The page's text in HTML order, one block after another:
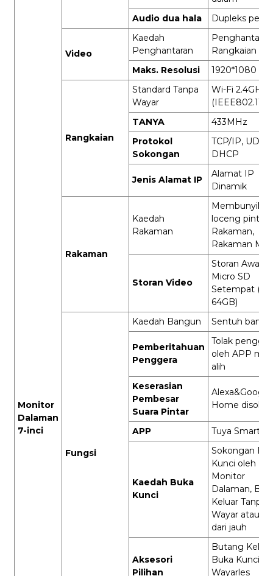
Monitor
Dalaman
7-inci
Audio dua hala
Dupleks
Video
Kaedah
Penghantaran
Penghantaran
Rangkaian
Maks. Resolusi
1920*1080
Rangkaian
Standard Tanpa
Wayar
Wi-Fi 2.4GHz
(IEEE802.11b/
TANYA
433MHz
Protokol
Sokongan
TCP/IP, UDP/
DHCP
Jenis Alamat IP
Alamat IP
Dinamik
Rakaman
Kaedah
Rakaman
Membunyikan
loceng pintu
Rakaman,
Rakaman
Storan Video
Storan Awan,
Micro SD
Setempat
64GB)
Fungsi
Kaedah Bangun Sentuh
Pemberitahuan
Penggera
Tolak
oleh APP
alih
Keserasian
Pembesar
Suara Pintar
Alexa&Google
Home
APP Tuya Smart
Kaedah Buka
Kunci
Sokongan
Kunci oleh
Monitor
Dalaman,
Keluar Tanpa
Wayar atau
dari jauh
Aksesori
Pilihan
Butang Keluar
Buka Kunci
Wayarles